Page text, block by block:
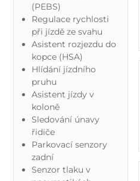
(PEBS)
Regulace rychlosti
při jízdě ze svahu
Asistent rozjezdu do
kopce (HSA)
Hlídání jízdního
pruhu
Asistent jízdy v
koloně
Sledování únavy
řidiče
Parkovací senzory
zadní
Senzor tlaku v